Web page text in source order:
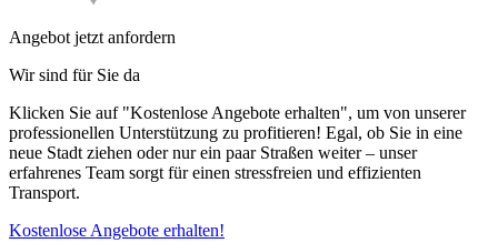
Angebot jetzt anfordern
Wir sind für Sie da
Klicken Sie auf "Kostenlose Angebote erhalten", um von unserer
professionellen Unterstützung zu profitieren! Egal, ob Sie in eine
neue Stadt ziehen oder nur ein paar Straßen weiter – unser
erfahrenes Team sorgt für einen stressfreien und effizienten
Transport.
Kostenlose Angebote erhalten!